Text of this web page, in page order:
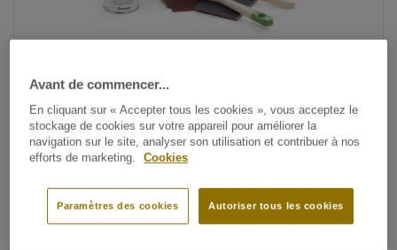
Voir tous les designs (21)
Avant de commencer...
En cliquant sur « Accepter tous les cookies », vous acceptez le
stockage de cookies sur votre appareil pour améliorer la
navigation sur le site, analyser son utilisation et contribuer à nos
efforts de marketing.
Cookies
Autoriser tous les cookies
Paramètres des cookies